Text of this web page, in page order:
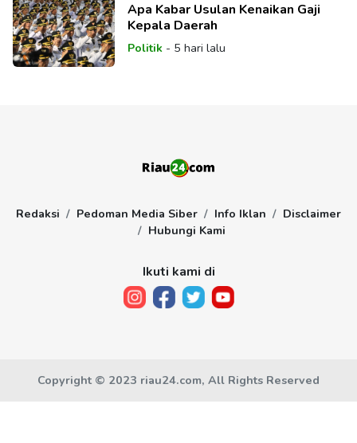
Apa Kabar Usulan Kenaikan Gaji
Kepala Daerah
Politik- 5 hari lalu
Redaksi Pedoman Media Siber Info Iklan
Disclaimer
Hubungi Kami
Ikuti kami di
Copyright © 2023 riau24.com, All Rights Reserved